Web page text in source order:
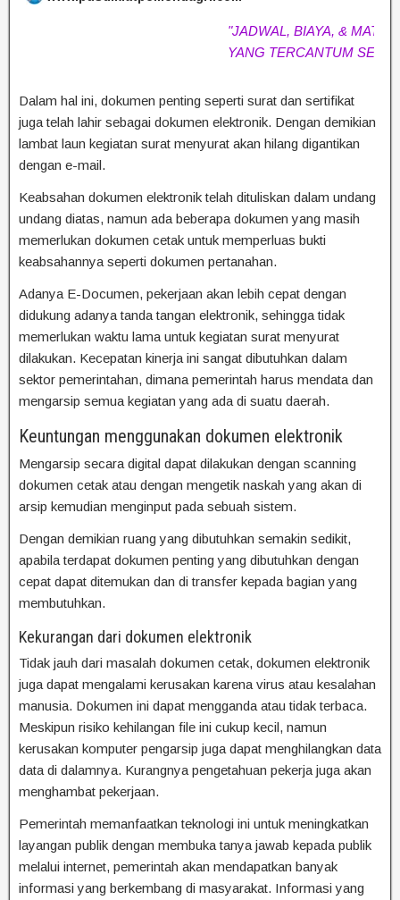
"JADWAL, BIAYA, & MATERI
YANG TERCANTUM
Dalam hal ini, dokumen penting seperti surat dan sertifikat
juga telah lahir sebagai dokumen elektronik. Dengan demikian
lambat laun kegiatan surat menyurat akan hilang digantikan
dengan e-mail.
Keabsahan dokumen elektronik telah dituliskan dalam undang
undang diatas, namun ada beberapa dokumen yang masih
memerlukan dokumen cetak untuk memperluas bukti
keabsahannya seperti dokumen pertanahan.
Adanya E-Documen, pekerjaan akan lebih cepat dengan
didukung adanya tanda tangan elektronik, sehingga tidak
memerlukan waktu lama untuk kegiatan surat menyurat
dilakukan. Kecepatan kinerja ini sangat dibutuhkan dalam
sektor pemerintahan, dimana pemerintah harus mendata dan
mengarsip semua kegiatan yang ada di suatu daerah.
Keuntungan menggunakan dokumen elektronik
Mengarsip secara digital dapat dilakukan dengan scanning
dokumen cetak atau dengan mengetik naskah yang akan di
arsip kemudian menginput pada sebuah sistem.
Dengan demikian ruang yang dibutuhkan semakin sedikit,
apabila terdapat dokumen penting yang dibutuhkan dengan
cepat dapat ditemukan dan di transfer kepada bagian yang
membutuhkan.
Kekurangan dari dokumen elektronik
Tidak jauh dari masalah dokumen cetak, dokumen elektronik
juga dapat mengalami kerusakan karena virus atau kesalahan
manusia. Dokumen ini dapat mengganda atau tidak terbaca.
Meskipun risiko kehilangan file ini cukup kecil, namun
kerusakan komputer pengarsip juga dapat menghilangkan data
data di dalamnya. Kurangnya pengetahuan pekerja juga akan
menghambat pekerjaan.
Pemerintah memanfaatkan teknologi ini untuk meningkatkan
layangan publik dengan membuka tanya jawab kepada publik
melalui internet, pemerintah akan mendapatkan banyak
informasi yang berkembang di masyarakat. Informasi yang